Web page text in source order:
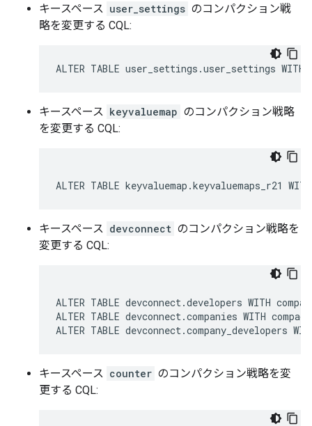
キースペース user_settings のコンパクション戦
略を変更する CQL:
ALTER TABLE user_settings.user_settings
キースペース keyvaluemap のコンパクション戦略
を変更する CQL:
ALTER TABLE
キースペース devconnect のコンパクション戦略を
変更する CQL:
ALTER TABLE devconnect.developers WITH
ALTER TABLE devconnect.companies WITH
ALTER TABLE
キースペース counter のコンパクション戦略を変
更する CQL: